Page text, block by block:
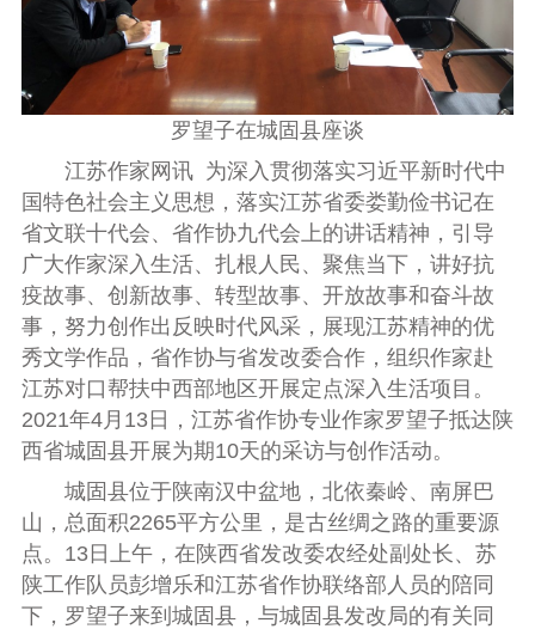
罗望子在城固县座谈
江苏作家网讯 为深入贯彻落实习近平新时代中
国特色社会主义思想，落实江苏省委娄勤俭书记在
省文联十代会、省作协九代会上的讲话精神，引导
广大作家深入生活、扎根人民、聚焦当下，讲好抗
疫故事、创新故事、转型故事、开放故事和奋斗故
事，努力创作出反映时代风采，展现江苏精神的优
秀文学作品，省作协与省发改委合作，组织作家赴
江苏对口帮扶中西部地区开展定点深入生活项目。
2021年4月 13日，江苏省作协专业作家罗望子抵达陕
西省城固县开展为期10天的采访与创作活动。
城固县位于陕南汉中盆地，北依秦岭、南屏巴
山，总面积2265平方公里，是古丝绸之路的重要源
点。 13日上午，在陕西省发改委农经处副处长、苏
陕工作队员彭增乐和江苏省作协联络部人员的陪同
下，罗望子来到城固县，与城固县发改局的有关同